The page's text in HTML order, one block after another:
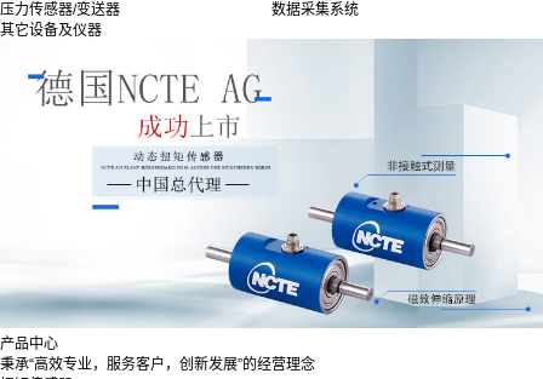
压力传感器/变送器
数据采集系统
其它设备及仪器
产品中心
秉承“高效专业，服务客户，创新发展”的经营理念